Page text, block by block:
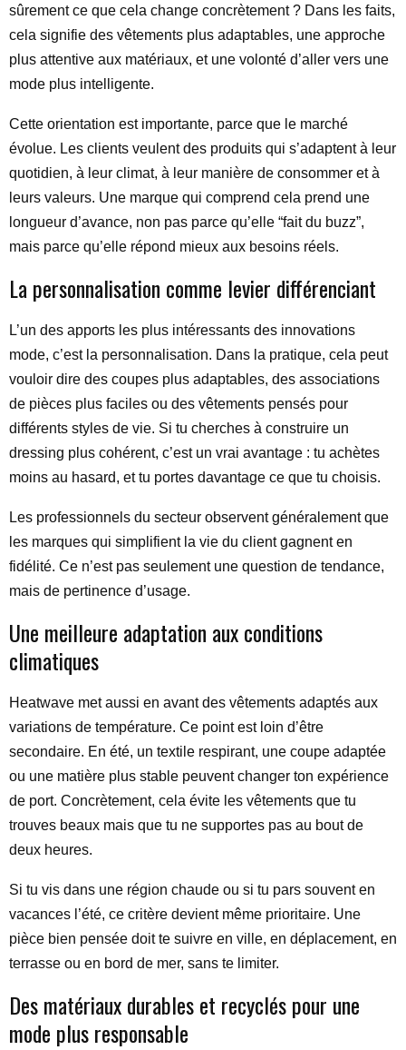
sûrement ce que cela change concrètement ? Dans les faits,
cela signifie des vêtements plus adaptables, une approche
plus attentive aux matériaux, et une volonté d’aller vers une
mode plus intelligente.
Cette orientation est importante, parce que le marché
évolue. Les clients veulent des produits qui s’adaptent à leur
quotidien, à leur climat, à leur manière de consommer et à
leurs valeurs. Une marque qui comprend cela prend une
longueur d’avance, non pas parce qu’elle “fait du buzz”,
mais parce qu’elle répond mieux aux besoins réels.
La personnalisation comme levier différenciant
L’un des apports les plus intéressants des innovations
mode, c’est la personnalisation. Dans la pratique, cela peut
vouloir dire des coupes plus adaptables, des associations
de pièces plus faciles ou des vêtements pensés pour
différents styles de vie. Si tu cherches à construire un
dressing plus cohérent, c’est un vrai avantage : tu achètes
moins au hasard, et tu portes davantage ce que tu choisis.
Les professionnels du secteur observent généralement que
les marques qui simplifient la vie du client gagnent en
fidélité. Ce n’est pas seulement une question de tendance,
mais de pertinence d’usage.
Une meilleure adaptation aux conditions
climatiques
Heatwave met aussi en avant des vêtements adaptés aux
variations de température. Ce point est loin d’être
secondaire. En été, un textile respirant, une coupe adaptée
ou une matière plus stable peuvent changer ton expérience
de port. Concrètement, cela évite les vêtements que tu
trouves beaux mais que tu ne supportes pas au bout de
deux heures.
Si tu vis dans une région chaude ou si tu pars souvent en
vacances l’été, ce critère devient même prioritaire. Une
pièce bien pensée doit te suivre en ville, en déplacement, en
terrasse ou en bord de mer, sans te limiter.
Des matériaux durables et recyclés pour une
mode plus responsable